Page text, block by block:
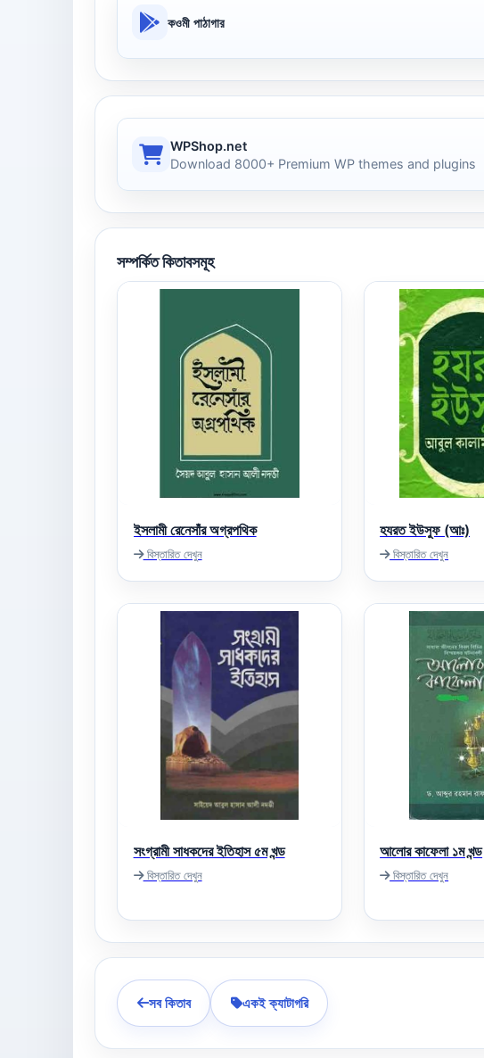
কওমী পাঠাগার
WPShop.net
Download 8000+ Premium WP themes and plugins
সম্পর্কিত কিতাবসমূহ
ইসলামী রেনেসাঁর অগ্রপথিক
বিস্তারিত দেখুন
হযরত ইউসুফ (আঃ)
বিস্তারিত দেখুন
সংগ্রামী সাধকদের ইতিহাস ৫ম খন্ড
বিস্তারিত দেখুন
আলোর কাফেলা ১ম খন্ড
বিস্তারিত দেখুন
সব কিতাব একই ক্যাটাগরি